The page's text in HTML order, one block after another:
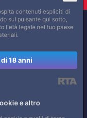
tutti i membri e le
sito hanno almeno 18
Compliance
foto, video o
verifiche al fine
e non violare i
di terzi. Per segnalare
del materiale
contenuti espliciti di
sul pulsante qui sotto,
l'età legale nel tuo paese
18 anni
e altro